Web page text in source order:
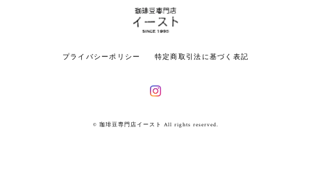
プライバシーポリシー 特定商取引法に基づく表記
© 珈琲豆専門店イースト All rights reserved.